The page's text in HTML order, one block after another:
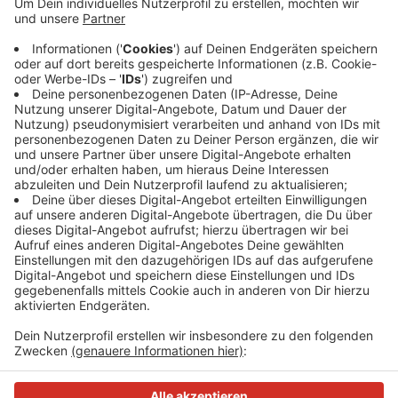
Anzeige
Die alten Fahrstühle waren schon über 20 Jahre alt
und funktionierten nicht mehr reibungslos. Jetzt haben
die WSW die Erneuerung der Aufzüge an den
Schwebebahn-Haltestellen "Oberbarmen", "Alter
Markt" und "Hauptbahnhof" abgeschlossen.
Anzeige
Anzeige